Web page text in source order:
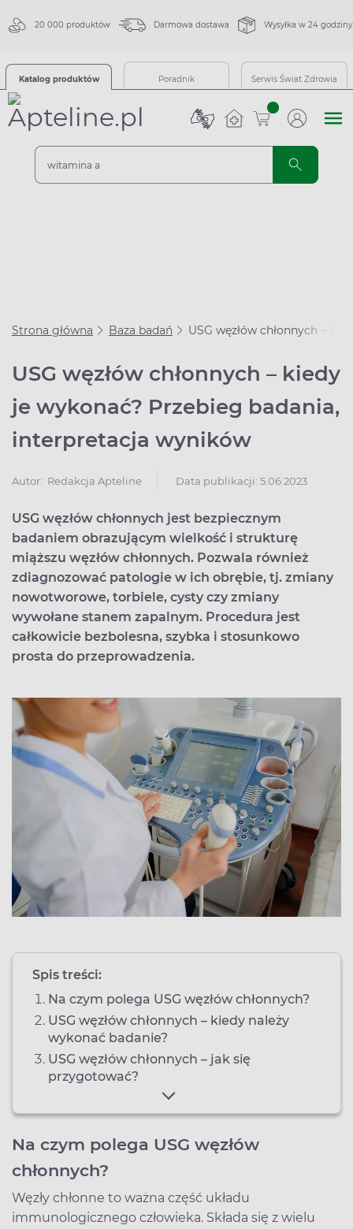
20 000 produktów Darmowa dostawa Wysyłka w 24 godziny
Katalog produktów Poradnik Serwis Świat Zdrowia
sztuk
Strona główna Baza badań USG węzłów chłonnych –
USG węzłów chłonnych – kiedy
je wykonać? Przebieg badania,
interpretacja wyników
Autor: Redakcja Apteline Data publikacji: 5.06.2023
USG węzłów chłonnych jest bezpiecznym
badaniem obrazującym wielkość i strukturę
miąższu węzłów chłonnych. Pozwala również
zdiagnozować patologie w ich obrębie, tj. zmiany
nowotworowe, torbiele, cysty czy zmiany
wywołane stanem zapalnym. Procedura jest
całkowicie bezbolesna, szybka i stosunkowo
prosta do przeprowadzenia.
Spis treści:
Na czym polega USG węzłów chłonnych?
USG węzłów chłonnych – kiedy należy
wykonać badanie?
USG węzłów chłonnych – jak się
przygotować?
Na czym polega USG węzłów
chłonnych?
Węzły chłonne to ważna część układu
immunologicznego człowieka. Składa się z wielu